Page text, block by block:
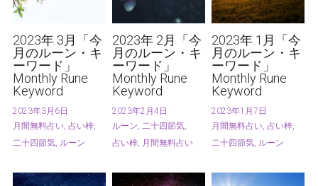
2023年 3月「今
月のルーン・キ
ーワード」
Monthly Rune
Keyword
2023年3月6日 ·
月間無料占い, 占い梓,
二十四節気, ルーン
2023年 2月「今
月のルーン・キ
ーワード」
Monthly Rune
Keyword
2023年2月4日 ·
ルーン, 二十四節気,
占い梓, 月間無料占い
2023年 1月「今
月のルーン・キ
ーワード」
Monthly Rune
Keyword
2023年1月7日 ·
月間無料占い, 占い梓,
二十四節気, ルーン